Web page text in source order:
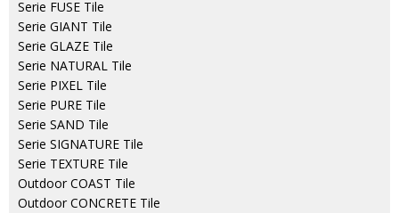
Serie FUSE Tile
Serie GIANT Tile
Serie GLAZE Tile
Serie NATURAL Tile
Serie PIXEL Tile
Serie PURE Tile
Serie SAND Tile
Serie SIGNATURE Tile
Serie TEXTURE Tile
Outdoor COAST Tile
Outdoor CONCRETE Tile